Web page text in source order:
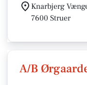
Knarbjerg
7600 Struer
A/B